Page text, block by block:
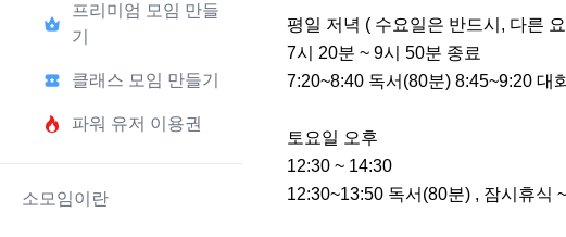
프리미엄 모임 만들
기
클래스 모임 만들기
파워 유저 이용권
소모임이란
평일 저녁 ( 수요일은 반드시, 다른
7시 20분 ~ 9시 50분 종료
7:20~8:40 독서(80분) 8:45~9:20 대
토요일 오후
12:30 ~ 14:30
12:30~13:50 독서(80분) , 잠시휴식